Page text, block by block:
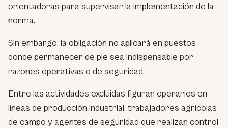
orientadoras para supervisar la implementación de la
norma.
Sin embargo, la obligación no aplicará en puestos
donde permanecer de pie sea indispensable por
razones operativas o de seguridad.
Entre las actividades excluidas figuran operarios en
líneas de producción industrial, trabajadores agrícolas
de campo y agentes de seguridad que realizan control